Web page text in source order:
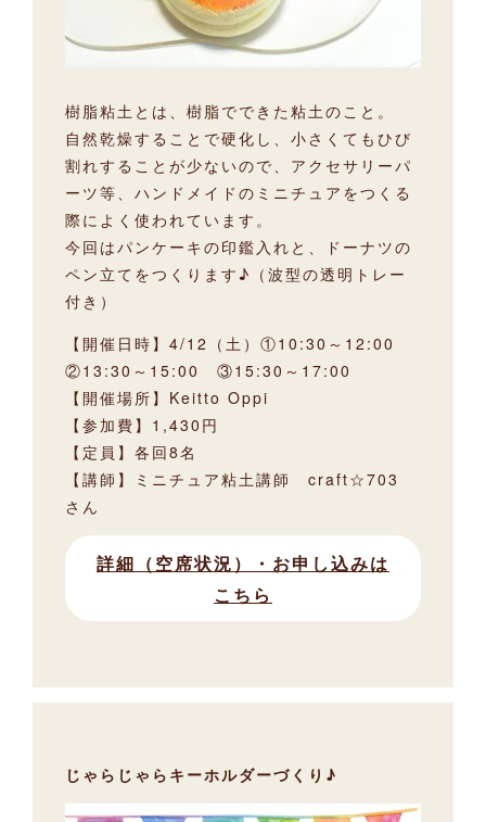
樹脂粘土とは、樹脂でできた粘土のこと。
自然乾燥することで硬化し、小さくてもひび
割れすることが少ないので、アクセサリーパ
ーツ等、ハンドメイドのミニチュアをつくる
際によく使われています。
今回はパンケーキの印鑑入れと、ドーナツの
ペン立てをつくります♪（波型の透明トレー
付き）
【開催日時】4/12（土）①10:30～12:00
②13:30～15:00 ③15:30～17:00
【開催場所】Keitto Oppi
【参加費】1,430円
【定員】各回8名
【講師】ミニチュア粘土講師 craft☆703
さん
詳細（空席状況）・お申し込みは
こちら
じゃらじゃらキーホルダーづくり♪